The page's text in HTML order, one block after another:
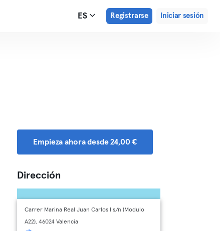
ES Registrarse Iniciar sesión
Empieza ahora desde 24,00 €
Dirección
Carrer Marina Real Juan Carlos I s/n (Modulo
A22), 46024 Valencia